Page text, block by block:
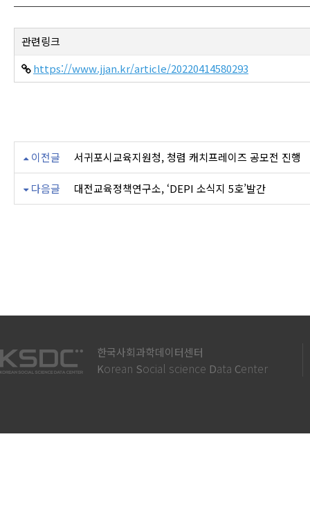
관련링크
https://www.jjan.kr/article/20220414580293
이전글 서귀포시교육지원청, 청렴 캐치프레이즈 공모전 진행
다음글 대전교육정책연구소, ‘DEPI 소식지 5호’발간
한국사회과학데이터센터
Korean Social science Data Center